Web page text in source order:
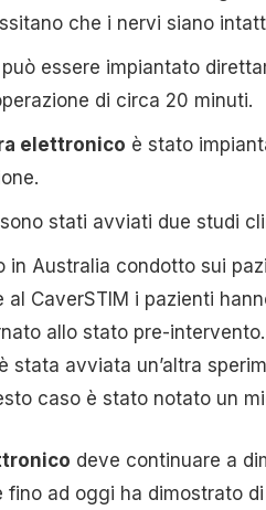
che i nervi siano
può essere impiantato
di circa 20 minuti.
elettronico è stato
stati avviati due studi
in Australia condotto sui
al CaverSTIM i pazienti
allo stato pre-intervento.
stata avviata un’altra
caso è stato notato un
deve continuare a
fino ad oggi ha dimostrato